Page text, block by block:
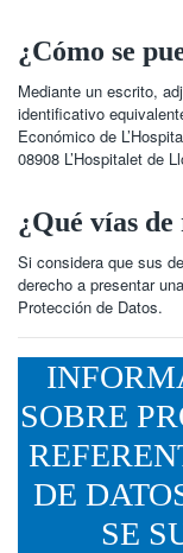
¿Cómo se
Mediante un escrito,
identificativo
Económico de
08908 L’Hospitalet de
¿Qué vías
Si considera que sus
derecho a presentar
Protección de Datos.
SOBRE
DE
SE